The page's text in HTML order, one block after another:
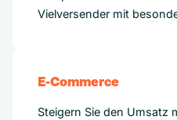
Vielversender mit
E-Commerce
Steigern Sie den Umsatz